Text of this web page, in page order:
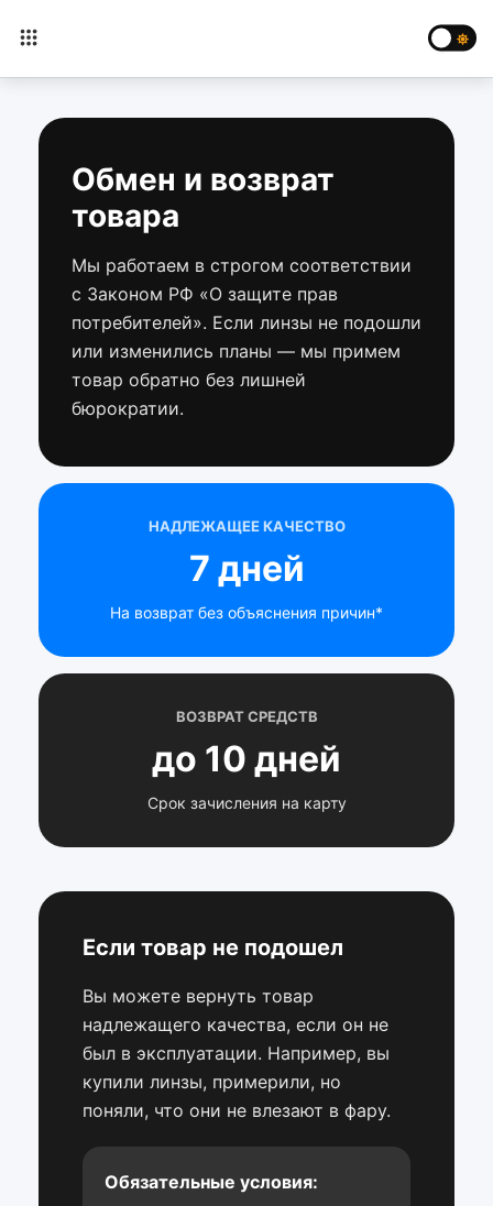
Обмен и возврат
товара
Мы работаем в строгом соответствии
с Законом РФ «О защите прав
потребителей». Если линзы не подошли
или изменились планы — мы примем
товар обратно без лишней
бюрократии.
НАДЛЕЖАЩЕЕ КАЧЕСТВО
7 дней
На возврат без объяснения причин*
ВОЗВРАТ СРЕДСТВ
до 10 дней
Срок зачисления на карту
Если товар не подошел
Вы можете вернуть товар
надлежащего качества, если он не
был в эксплуатации. Например, вы
купили линзы, примерили, но
поняли, что они не влезают в фару.
Обязательные условия: